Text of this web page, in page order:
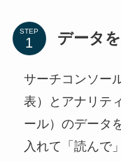
STEP データ
サーチコンソー
表）とアナリテ
ール）のデータ
入れて「読んで